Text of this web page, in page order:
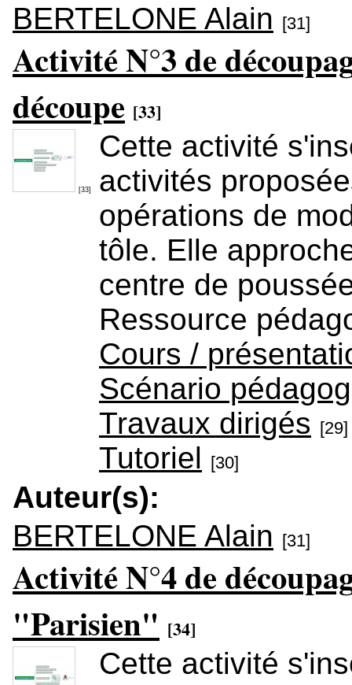
BERTELONE Alain [31]
Activité N°3 de
découpe [33]
[33]
Cette activité
activités
opérations de
tôle. Elle
centre de
Ressource
Cours /
Scénario
Travaux dirigés [29]
Tutoriel [30]
Auteur(s):
BERTELONE Alain [31]
Activité N°4 de
"Parisien" [34]
Cette activité